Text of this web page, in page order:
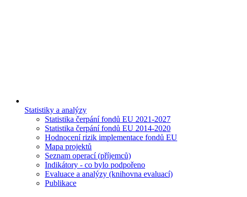
Statistiky a analýzy
Statistika čerpání fondů EU 2021-2027
Statistika čerpání fondů EU 2014-2020
Hodnocení rizik implementace fondů EU
Mapa projektů
Seznam operací (příjemců)
Indikátory - co bylo podpořeno
Evaluace a analýzy (knihovna evaluací)
Publikace